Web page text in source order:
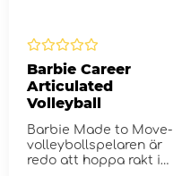
Barbie Career
Articulated
Volleyball
Barbie Made to Move-
volleybollspelaren är
redo att hoppa rakt in i